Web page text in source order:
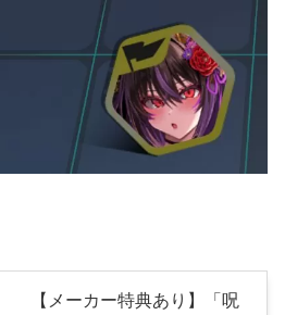
【メーカー特典あり】「呪